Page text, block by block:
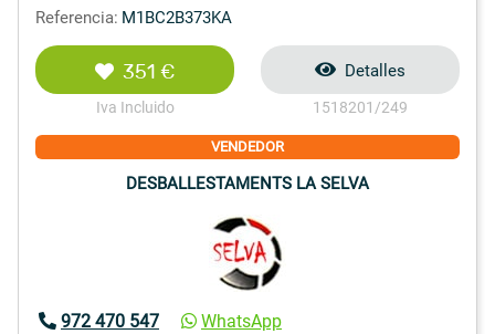
Referencia: M1BC2B373KA
351 €
Iva Incluido
Detalles
1518201/249
VENDEDOR
DESBALLESTAMENTS LA SELVA
972 470 547
WhatsApp